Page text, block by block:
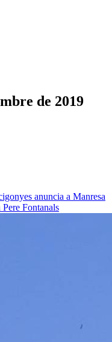
de 2019
anuncia a Manresa
Pere Fontanals